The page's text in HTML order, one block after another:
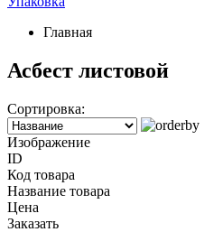
Главная
Асбест листовой
Сортировка:
Изображение
ID
Код товара
Название товара
Цена
Заказать